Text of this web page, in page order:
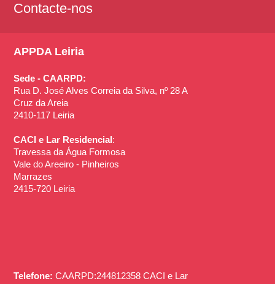
Contacte-nos
APPDA Leiria
Sede - CAARPD:
Rua D. José Alves Correia da Silva, nº 28 A
Cruz da Areia
2410-117 Leiria
CACI e Lar Residencial:
Travessa da Água Formosa
Vale do Areeiro - Pinheiros
Marrazes
2415-720 Leiria
Telefone: CAARPD:244812358 CACI e Lar